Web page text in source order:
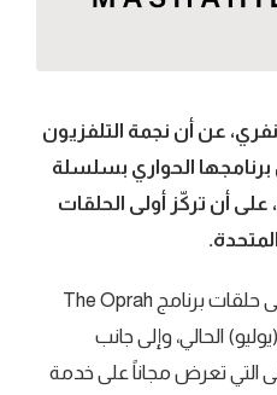
عن أن نجمة التلفزيون
الحواري بسلسلة
جديدة تبث عبر +Apple TV، على أن تركّز أولى الحلقات
وقال ووينفري في بيان أنّ أولى حلقات برنامج The Oprah
Conversation ستبث في 30 (يوليو) الحالي، وإلى جانب
التي تعرض مجاناً على خدمة